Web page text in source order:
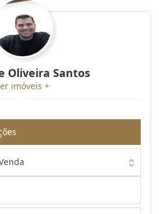
Oliveira Santos
imóveis +